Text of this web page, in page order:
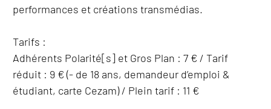
performances et créations transmédias.
Tarifs :
Adhérents Polarité[s] et Gros Plan : 7 € / Tarif
réduit : 9 € (- de 18 ans, demandeur d’emploi &
étudiant, carte Cezam) / Plein tarif : 11 €